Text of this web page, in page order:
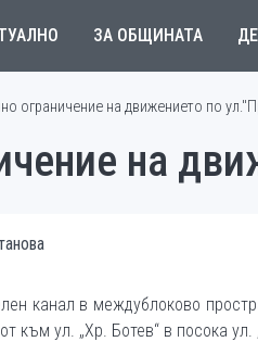
ЗА ОБЩИНАТА
ограничение на движението по
на
канал в междублоково
към ул. „Хр. Ботев“ в посока